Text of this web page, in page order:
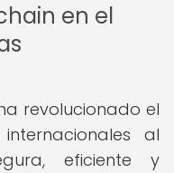
en el
revolucionado el
al
eficiente y